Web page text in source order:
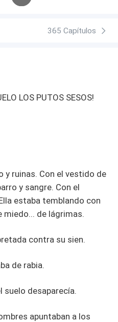
2. PROMETIDA EN
sino el arma más
del wakagashira de la
mundo donde la traición se
365 Capítulos
LOS PUTOS SESOS!
y ruinas. Con el vestido de
y sangre. Con el
estaba temblando con
miedo... de lágrimas.
contra su sien.
de rabia.
desaparecía.
apuntaban a los